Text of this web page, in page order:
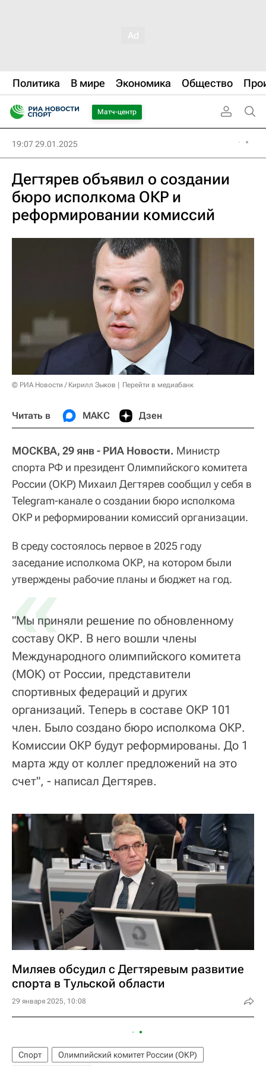
Политика В мире Экономика Общество
Матч-центр
19:07 29.01.2025
Дегтярев объявил о создании
бюро исполкома ОКР и
реформировании комиссий
© РИА Новости / Кирилл Зыков Перейти в медиабанк
Читать в МАКС Дзен
МОСКВА, 29 янв - РИА Новости. Министр
спорта РФ и президент Олимпийского комитета
России (ОКР) Михаил Дегтярев сообщил у себя в
Telegram-канале о создании бюро исполкома
ОКР и реформировании комиссий организации.
В среду состоялось первое в 2025 году
заседание исполкома ОКР, на котором были
утверждены рабочие планы и бюджет на год.
«
"Мы приняли решение по обновленному
составу ОКР. В него вошли члены
Международного олимпийского комитета
(МОК) от России, представители
спортивных федераций и других
организаций. Теперь в составе ОКР 101
член. Было создано бюро исполкома ОКР.
Комиссии ОКР будут реформированы. До 1
марта жду от коллег предложений на это
счет", - написал Дегтярев.
Миляев обсудил с Дегтяревым развитие
спорта в Тульской области
29 января 2025, 10:08
Спорт
Олимпийский комитет России (ОКР)